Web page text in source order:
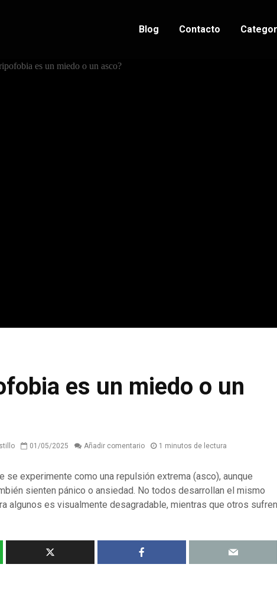
Blog Contacto
es un miedo o un
01/05/2025 Añadir comentario 1 minutos de lectura
se experimente como una repulsión extrema (asco), aunque
sienten pánico o ansiedad. No todos desarrollan el mismo
algunos es visualmente desagradable, mientras que otros sufren